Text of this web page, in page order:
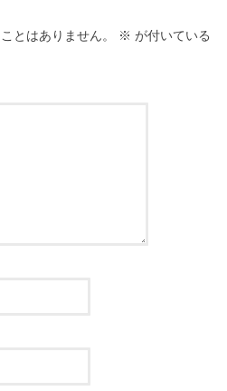
とはありません。 ※ が付いている